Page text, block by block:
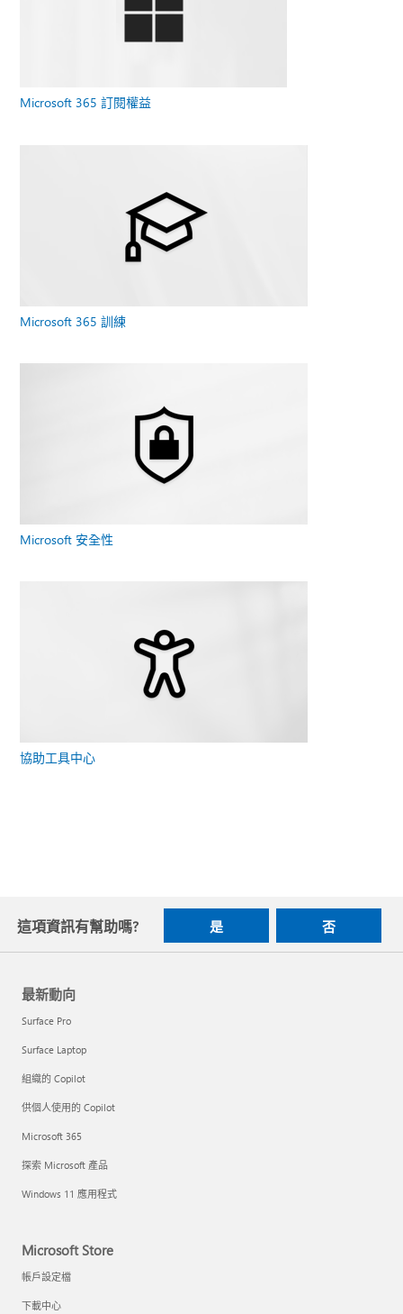
Microsoft 365 訂閱權益
Microsoft 365 訓練
Microsoft 安全性
協助工具中心
這項資訊有幫助嗎? 是 否
最新動向
Surface Pro
Surface Laptop
組織的 Copilot
供個人使用的 Copilot
Microsoft 365
探索 Microsoft 產品
Windows 11 應用程式
Microsoft Store
帳戶設定檔
下載中心